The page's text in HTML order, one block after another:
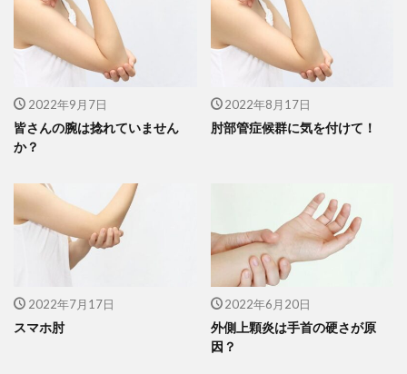
2022年9月7日
皆さんの腕は捻れていません
か？
2022年8月17日
肘部管症候群に気を付けて！
2022年7月17日
スマホ肘
2022年6月20日
外側上顆炎は手首の硬さが原
因？